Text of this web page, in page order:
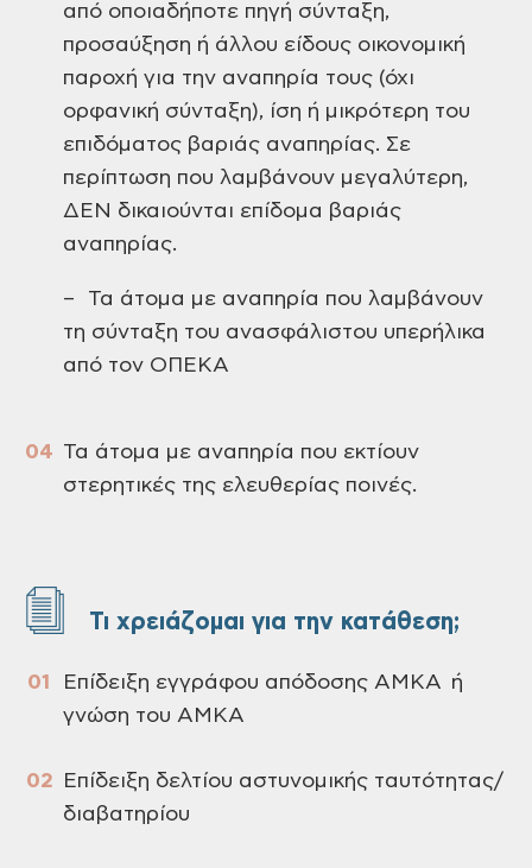
από οποιαδήποτε πηγή σύνταξη,
προσαύξηση ή άλλου είδους οικονομική
παροχή για την αναπηρία τους (όχι
ορφανική σύνταξη), ίση ή μικρότερη του
επιδόματος βαριάς αναπηρίας. Σε
περίπτωση που λαμβάνουν μεγαλύτερη,
ΔΕΝ δικαιούνται επίδομα βαριάς
αναπηρίας.
– Τα άτομα με αναπηρία που λαμβάνουν
τη σύνταξη του ανασφάλιστου υπερήλικα
από τον ΟΠΕΚΑ
Τα άτομα με αναπηρία που εκτίουν
στερητικές της ελευθερίας ποινές.
Τι χρειάζομαι για την κατάθεση;
Επίδειξη εγγράφου απόδοσης ΑΜΚΑ ή
γνώση του ΑΜΚΑ
Επίδειξη δελτίου αστυνομικής ταυτότητας/
διαβατηρίου